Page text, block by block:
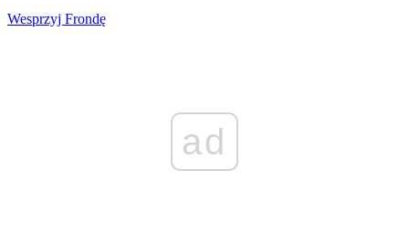
Wesprzyj Frondę
ad